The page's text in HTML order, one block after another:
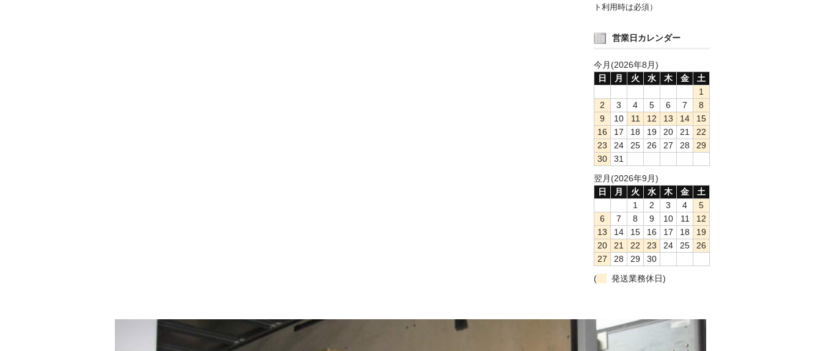
ト利用時は必須）
営業日カレンダー
今月(2026年8月)
日
月 火 水 木 金
土
1
2
3 4 5 6 7
8
9
10 11 12 13 14
15
16
17 18 19 20 21
22
23
24 25 26 27 28
29
30
31
翌月(2026年9月)
日
月 火 水 木 金
土
1
2 3 4
5
6
7 8 9 10 11
12
13
14 15 16 17 18
19
20
21 22 23 24 25
26
27
28 29
30
(
発送業務休日)